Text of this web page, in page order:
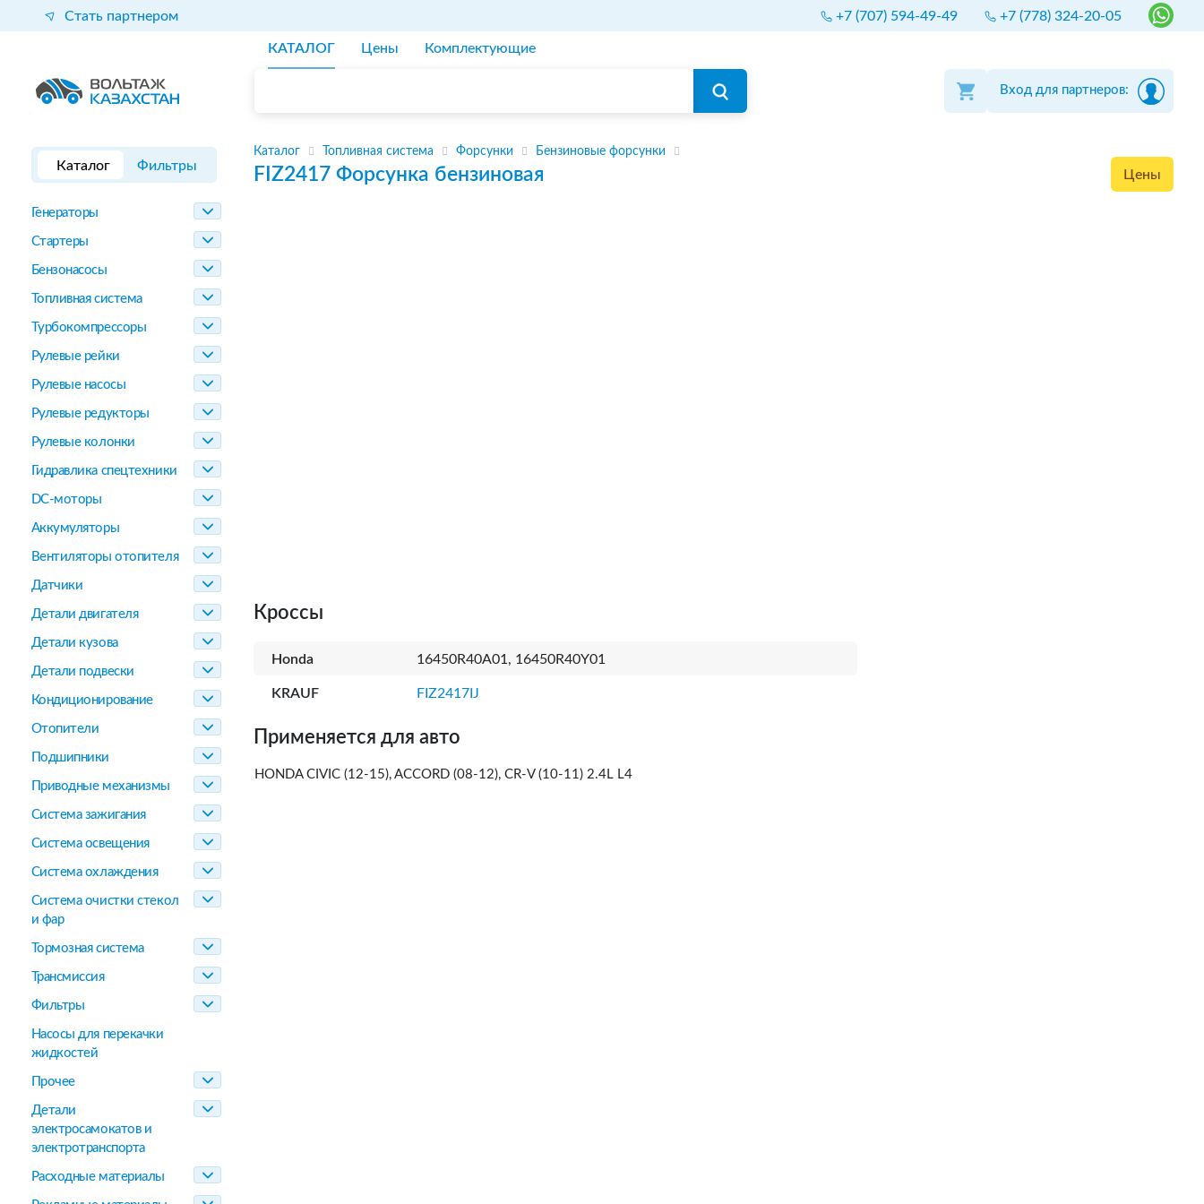
Стать партнером +7 (707) 594-49-49 +7 (778) 324-20-05
КАТАЛОГ Цены Комплектующие
Вход для партнеров:
Каталог Фильтры
Генераторы
Стартеры
Бензонасосы
Топливная система
Турбокомпрессоры
Рулевые рейки
Рулевые насосы
Рулевые редукторы
Рулевые колонки
Гидравлика спецтехники
DC-моторы
Аккумуляторы
Вентиляторы отопителя
Датчики
Детали двигателя
Детали кузова
Детали подвески
Кондиционирование
Отопители
Подшипники
Приводные механизмы
Система зажигания
Система освещения
Система охлаждения
Система очистки стекол
и фар
Тормозная система
Трансмиссия
Фильтры
Насосы для перекачки
жидкостей
Прочее
Детали
электросамокатов и
электротранспорта
Расходные материалы
Каталог Топливная система Форсунки Бензиновые форсунки
FIZ2417 Форсунка бензиновая Цены
Кроссы
Honda 16450R40A01, 16450R40Y01
KRAUF FIZ2417IJ
Применяется для авто
HONDA CIVIC (12-15), ACCORD (08-12), CR-V (10-11) 2.4L L4